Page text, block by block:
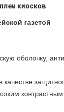
киосков
газетой
оболочку,